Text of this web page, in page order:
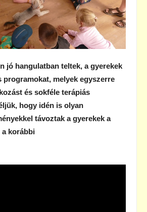
jó hangulatban teltek, a gyerekek
programokat, melyek egyszerre
és sokféle terápiás
hogy idén is olyan
távoztak a gyerekek a
korábbi